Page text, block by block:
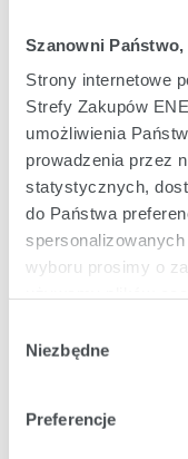
Szanowni Państwo,
Strony internetowe
Strefy Zakupów
umożliwienia
prowadzenia przez
statystycznych,
do Państwa
wyboru prosimy o
Szczegółowe
zgody
Niezbędne
Preferencje
Oferta dla Małych firm
Oferta dla Biznesu
Zielona energia dla
Instytucje publiczne
Podmioty
Obsługa i kontakt